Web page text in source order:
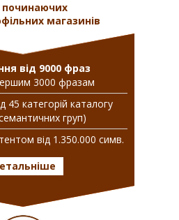
магазинів
від 9000 фраз
3000 фразам
категорій каталогу
груп)
від 1.350.000 симв.